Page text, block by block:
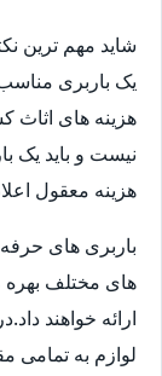
شاید مهم ترین
یک باربری
هزینه های اثاث
نیست و باید یک
هزینه معقول
باربری های حرفه
های مختلف بهره
ارائه خواهند
لوازم به تمامی